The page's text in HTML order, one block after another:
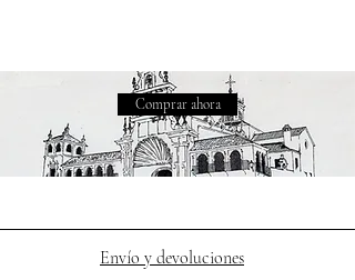
Comprar ahora
Envío y devoluciones